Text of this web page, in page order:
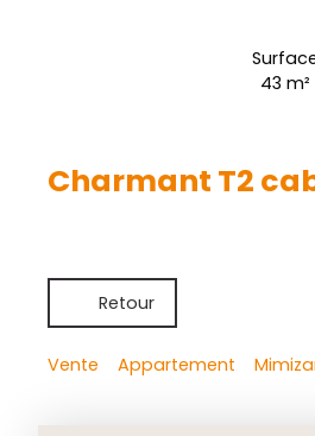
43m²
Charmant T2
Retour
Vente Appartement